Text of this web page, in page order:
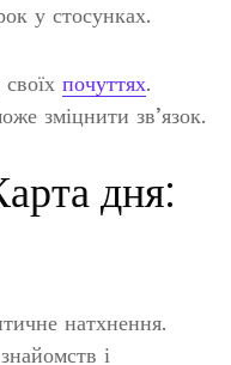
у стосунках.
почуттях.
зміцнити зв’язок.
дня:
натхнення.
і